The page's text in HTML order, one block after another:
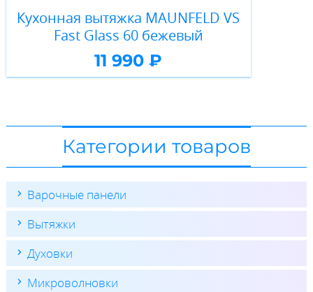
Кухонная вытяжка MAUNFELD VS
Fast Glass 60 бежевый
11 990 ₽
Категории товаров
Варочные панели
Вытяжки
Духовки
Микроволновки